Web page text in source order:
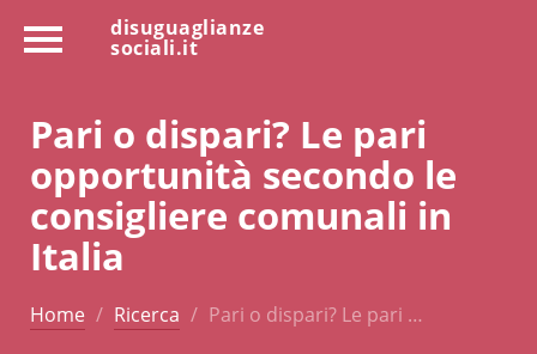
disuguaglianze
sociali.it
Pari o dispari? Le pari
opportunità secondo le
consigliere comunali in
Italia
Home Ricerca Pari o dispari? Le pari …